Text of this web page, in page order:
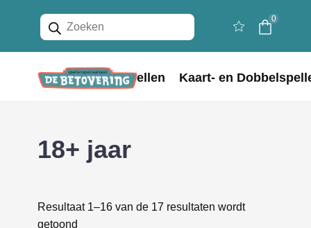
Producten
zoeken
0
Home Bordspellen Kaart- en
18+ jaar
Resultaat 1–16 van de 17 resultaten wordt
getoond